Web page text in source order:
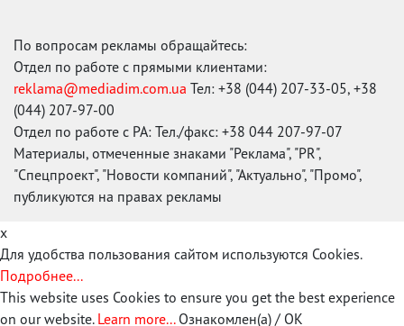
По вопросам рекламы обращайтесь:
Отдел по работе с прямыми клиентами:
reklama@mediadim.com.ua Тел: +38 (044) 207-33-05, +38
(044) 207-97-00
Отдел по работе с РА: Тел./факс: +38 044 207-97-07
Материалы, отмеченные знаками "Реклама", "PR",
"Спецпроект", "Новости компаний", "Актуально", "Промо",
публикуются на правах рекламы
x
Для удобства пользования сайтом используются Cookies.
Подробнее...
This website uses Cookies to ensure you get the best experience
on our website. Learn more... Ознакомлен(а) / OK